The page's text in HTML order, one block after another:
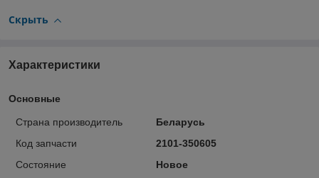
Скрыть
Характеристики
Основные
Страна производитель
Беларусь
Код запчасти
2101-350605
Состояние
Новое